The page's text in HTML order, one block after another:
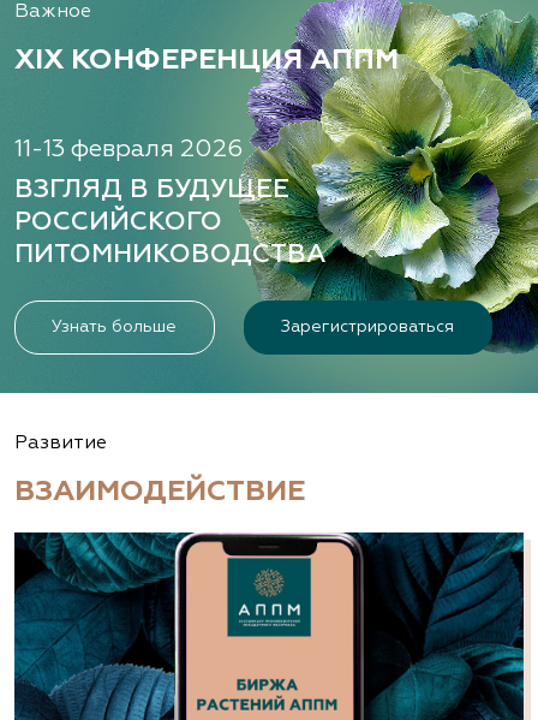
Важное
XIX КОНФЕРЕНЦИЯ АППМ
11-13 февраля 2026
ВЗГЛЯД В БУДУЩЕЕ
РОССИЙСКОГО
ПИТОМНИКОВОДСТВА
Узнать больше Зарегистрироваться
Развитие
ВЗАИМОДЕЙСТВИЕ